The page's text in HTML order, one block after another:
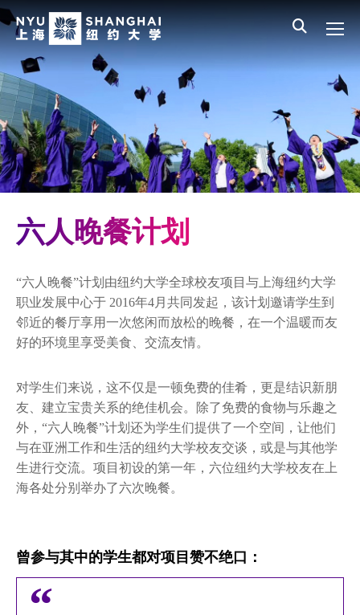
All NYU
Main Menu CN
迎新项目
住宿生活
体育运动与健身
学生活动与社区参与
学生多元文化中心
职业发展
学生
校友
校友导师项目
六人晚餐计划
六人晚餐计划
“六人晚餐”计划由纽约大学全球校友项目与上海纽约大学
职业发展中心于 2016年4月共同发起，该计划邀请学生到
邻近的餐厅享用一次悠闲而放松的晚餐，在一个温暖而友
好的环境里享受美食、交流友情。
对学生们来说，这不仅是一顿免费的佳肴，更是结识新朋
友、建立宝贵关系的绝佳机会。除了免费的食物与乐趣之
外，“六人晚餐”计划还为学生们提供了一个空间，让他们
与在亚洲工作和生活的纽约大学校友交谈，或是与其他学
生进行交流。项目初设的第一年，六位纽约大学校友在上
海各处分别举办了六次晚餐。
曾参与其中的学生都对项目赞不绝口：